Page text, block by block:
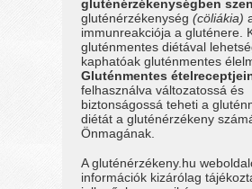
gluténérzékenységben
gluténérzékenység(cöliákia)
immunreakciója a gluténere.
gluténmentes diétával
kaphatóak gluténmentes
Gluténmentes
felhasználva változatossá és
biztonságossá teheti a
diétát a gluténérzékeny
Önmagának.
A gluténérzékeny.hu
információk kizárólag